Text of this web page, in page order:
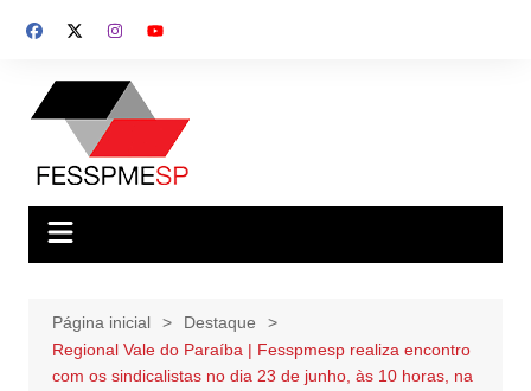
para
conteúdo
Página inicial
Destaque
Regional Vale do Paraíba | Fesspmesp realiza encontro
com os sindicalistas no dia 23 de junho, às 10 horas, na